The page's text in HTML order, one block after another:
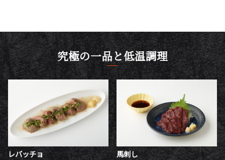
究極の一品と低温調理
レバッチョ 馬刺し